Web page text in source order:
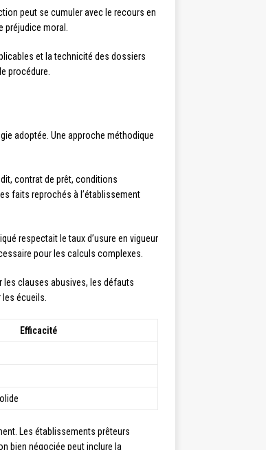
peut se cumuler avec le recours en
moral.
et la technicité des dossiers
procédure.
adoptée. Une approche méthodique
contrat de prêt, conditions
faits reprochés à l’établissement
respectait le taux d’usure en vigueur
pour les calculs complexes.
les clauses abusives, les défauts
écueils.
Efficacité
Les établissements prêteurs
bien négociée peut inclure la